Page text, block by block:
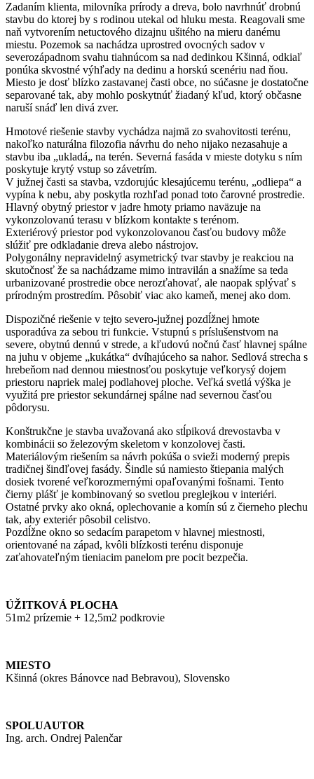
Zadaním klienta, milovníka prírody a dreva, bolo navrhnúť drobnú
stavbu do ktorej by s rodinou utekal od hluku mesta. Reagovali sme
naň vytvorením netuctového dizajnu ušitého na mieru danému
miestu. Pozemok sa nachádza uprostred ovocných sadov v
severozápadnom svahu tiahnúcom sa nad dedinkou Kšinná, odkiaľ
ponúka skvostné výhľady na dedinu a horskú scenériu nad ňou.
Miesto je dosť blízko zastavanej časti obce, no súčasne je dostatočne
separované tak, aby mohlo poskytnúť žiadaný kľud, ktorý občasne
naruší snáď len divá zver.
Hmotové riešenie stavby vychádza najmä zo svahovitosti terénu,
nakoľko naturálna filozofia návrhu do neho nijako nezasahuje a
stavbu iba „ukladá„ na terén. Severná fasáda v mieste dotyku s ním
poskytuje krytý vstup so závetrím.
V južnej časti sa stavba, vzdorujúc klesajúcemu terénu, „odliepa“ a
vypína k nebu, aby poskytla rozhľad ponad toto čarovné prostredie.
Hlavný obytný priestor v jadre hmoty priamo naväzuje na
vykonzolovanú terasu v blízkom kontakte s terénom.
Exteriérový priestor pod vykonzolovanou časťou budovy môže
slúžiť pre odkladanie dreva alebo nástrojov.
Polygonálny nepravidelný asymetrický tvar stavby je reakciou na
skutočnosť že sa nachádzame mimo intravilán a snažíme sa teda
urbanizované prostredie obce nerozťahovať, ale naopak splývať s
prírodným prostredím. Pôsobiť viac ako kameň, menej ako dom.
Dispozičné riešenie v tejto severo-južnej pozdĺžnej hmote
usporadúva za sebou tri funkcie. Vstupnú s príslušenstvom na
severe, obytnú dennú v strede, a kľudovú nočnú časť hlavnej spálne
na juhu v objeme „kukátka“ dvíhajúceho sa nahor. Sedlová strecha s
hrebeňom nad dennou miestnosťou poskytuje veľkorysý dojem
priestoru napriek malej podlahovej ploche. Veľká svetlá výška je
využitá pre priestor sekundárnej spálne nad severnou časťou
pôdorysu.
Konštrukčne je stavba uvažovaná ako stĺpiková drevostavba v
kombinácii so železovým skeletom v konzolovej časti.
Materiálovým riešením sa návrh pokúša o svieži moderný prepis
tradičnej šindľovej fasády. Šindle sú namiesto štiepania malých
dosiek tvorené veľkorozmernými opaľovanými fošnami. Tento
čierny plášť je kombinovaný so svetlou preglejkou v interiéri.
Ostatné prvky ako okná, oplechovanie a komín sú z čierneho plechu
tak, aby exteriér pôsobil celistvo.
Pozdĺžne okno so sedacím parapetom v hlavnej miestnosti,
orientované na západ, kvôli blízkosti terénu disponuje
zaťahovateľným tieniacim panelom pre pocit bezpečia.
ÚŽITKOVÁ PLOCHA
51m2 prízemie + ‭12,5m2 podkrovie
MIESTO
Kšinná (okres Bánovce nad Bebravou), Slovensko
SPOLUAUTOR
Ing. arch. Ondrej Palenčar